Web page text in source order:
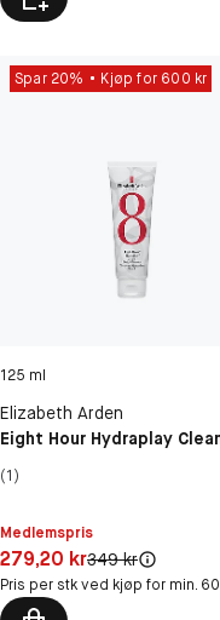
Spar 20% Kjøp for 600 kr
125 ml
Elizabeth Arden
Eight Hour Hydraplay
(1)
Medlemspris
Pris: 279,20 kr
279,20 krOriginal pris:
349 kr
Pris per stk ved kjøp for min.